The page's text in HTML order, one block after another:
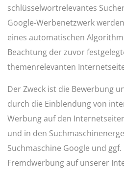
schlüsselwortrelevantes
Google-Werbenetzwerk
eines automatischen
Beachtung der zuvor
themenrelevanten
Der Zweck ist die Bewerbung
durch die Einblendung von
Werbung auf den
und in den
Suchmaschine Google und
Fremdwerbung auf unserer